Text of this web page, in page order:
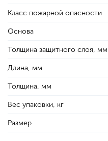
Класс пожарной опасности
Основа
Толщина защитного слоя, мм
Длина, мм
Толщина, мм
Вес упаковки, кг
Размер